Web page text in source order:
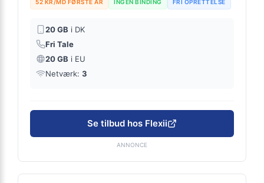
52 KR/MD FØRSTE ÅR INGEN BINDING FRI OPRETTELSE
20 GB i DK
Fri Tale
20 GB i EU
Netværk: 3
Se tilbud hos Flexii
ANNONCE